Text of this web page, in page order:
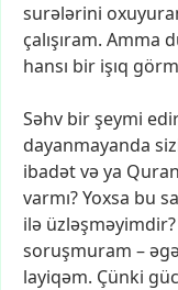
surələrini
çalışıram. Amma
hansı bir işıq
Səhv birşeymi
dayanmayanda
ibadətvəya
varmı?Yoxsa bu
ilə üzləşməyimdir?
soruşmuram –
layiqəm. Çünki